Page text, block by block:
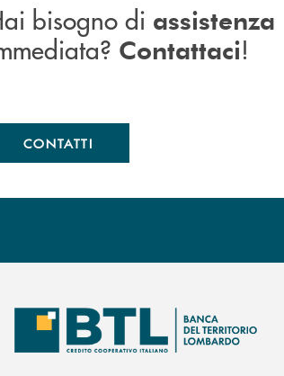
bisogno di assistenza
Contattaci!
CONTATTI